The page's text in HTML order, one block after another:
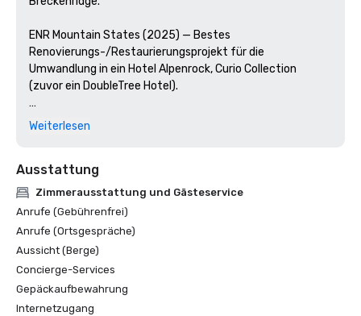
ENR Mountain States (2025) — Bestes
Renovierungs-/Restaurierungsprojekt für die
Umwandlung in ein Hotel Alpenrock, Curio Collection
(zuvor ein DoubleTree Hotel).
ColoradoBiz (2024) — Für herausragende Leistungen in
ASID Colorado Chapter Awards (2025) — Gewann 4
Auszeichnungen in den Kategorien Hospitality Design und
Lobby Design.
Die „10 besten Orte zum Essen und Trinken in Breck“ von
Yahoo Life.
Weiterlesen
Ausstattung
Zimmerausstattung und Gästeservice
Anrufe (Gebührenfrei)
Anrufe (Ortsgespräche)
Aussicht (Berge)
Concierge-Services
Gepäckaufbewahrung
Internetzugang